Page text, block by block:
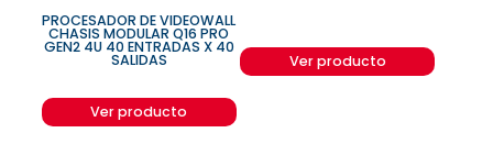
PROCESADOR DE VIDEOWALL
CHASIS MODULAR Q16 PRO
GEN2 4U 40 ENTRADAS X 40
SALIDAS
Ver producto
Ver producto